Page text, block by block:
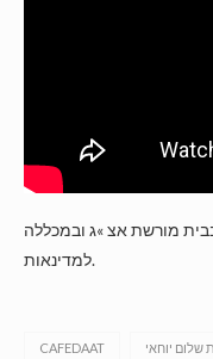
מורשת אצ »ג ובמכללה
למדינאות.
CAFEDAAT שלום יוחאי